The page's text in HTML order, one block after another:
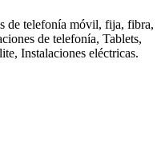
de telefonía móvil, fija, fibra,
de telefonía, Tablets,
Instalaciones eléctricas.